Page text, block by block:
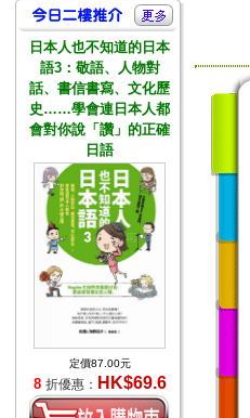
日本人也不知道的日本
語3：敬語、人物對
話、書信書寫、文化歷
史……學會連日本人都
會對你說「讚」的正確
日語
定價87.00元
8 折優惠： HK$69.6